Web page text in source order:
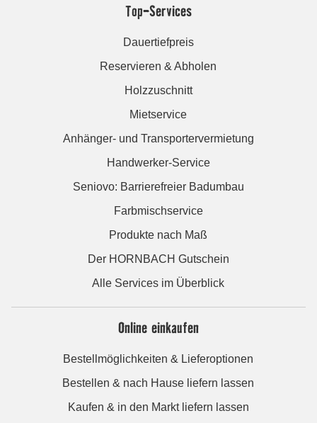
Top-Services
Dauertiefpreis
Reservieren & Abholen
Holzzuschnitt
Mietservice
Anhänger- und Transportervermietung
Handwerker-Service
Seniovo: Barrierefreier Badumbau
Farbmischservice
Produkte nach Maß
Der HORNBACH Gutschein
Alle Services im Überblick
Online einkaufen
Bestellmöglichkeiten & Lieferoptionen
Bestellen & nach Hause liefern lassen
Kaufen & in den Markt liefern lassen